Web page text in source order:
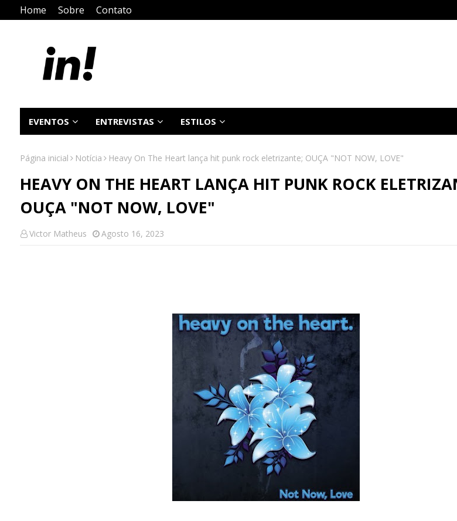
Home Sobre Contato
EVENTOS ENTREVISTAS ESTILOS
Página inicial Notícia Heavy On The Heart lança hit punk rock eletrizante; OUÇA "NOT NOW, LOVE"
HEAVY ON THE HEART LANÇA HIT PUNK ROCK
OUÇA "NOT NOW, LOVE"
Victor Matheus Agosto 16, 2023